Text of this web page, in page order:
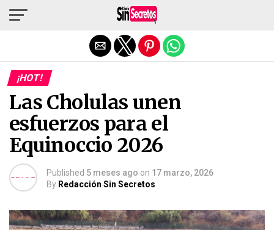
¡HOT!
Las Cholulas unen
esfuerzos para el
Equinoccio 2026
Published 5 meses ago on 17 marzo, 2026
By Redacción Sin Secretos
Salir de la versión móvil